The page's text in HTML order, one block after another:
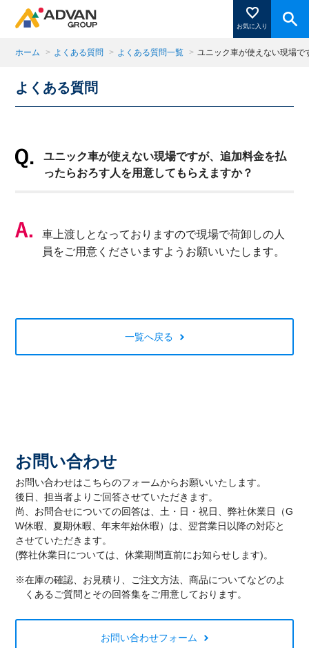
お気に入り
商品ページにある「お気に入り登録」を押すと登録した
商品がここに表示されます。
閉じる
ホーム > よくある質問 > よくある質問一覧 > ユニック車が使えない現場
よくある質問
ユニック車が使えない現場ですが、追加料金を払
ったらおろす人を用意してもらえますか？
車上渡しとなっておりますので現場で荷卸しの人
員をご用意くださいますようお願いいたします。
一覧へ戻る
お問い合わせ
お問い合わせはこちらのフォームからお願いいたします。
後日、担当者よりご回答させていただきます。
尚、お問合せについての回答は、土・日・祝日、弊社休業日（G
W休暇、夏期休暇、年末年始休暇）は、翌営業日以降の対応と
させていただきます。
(弊社休業日については、休業期間直前にお知らせします)。
※在庫の確認、お見積り、ご注文方法、商品についてなどのよ
くあるご質問とその回答集をご用意しております。
お問い合わせフォーム